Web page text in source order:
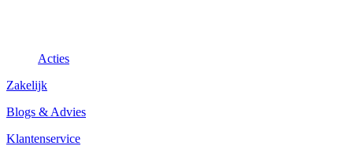
Acties
Zakelijk
Blogs & Advies
Klantenservice